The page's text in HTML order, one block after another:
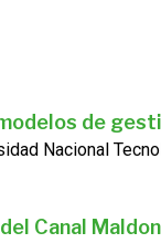
de
Nacional
Canal